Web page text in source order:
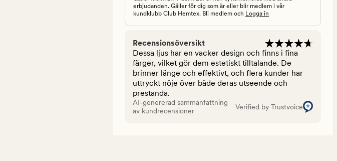
erbjudanden. Gäller för dig som är eller blir medlem i vår
kundklubb Club Hemtex. Bli medlem och Logga in
Recensionsöversikt
Dessa ljus har en vacker design och finns i fina
färger, vilket gör dem estetiskt tilltalande. De
brinner länge och effektivt, och flera kunder har
uttryckt nöje över både deras utseende och
prestanda.
AI-genererad sammanfattning
av kundrecensioner
Verified by Trustvoice